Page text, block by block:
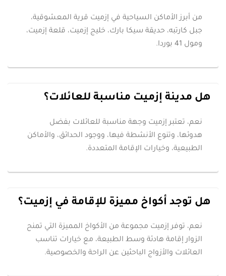
من أبرز الأماكن السياحية في إزميت قرية المعشوقية،
جبل كارتبه، حديقة سيكا بارك، خليج إزميت، قلعة إزميت،
ومول 41 بوردا.
هل مدينة إزميت مناسبة للعائلات؟
نعم، تعتبر إزميت وجهة مناسبة للعائلات بفضل
هدوئها، وتنوع الأنشطة فيها، ووجود الحدائق، والأماكن
الطبيعية، وخيارات الإقامة المتعددة.
هل توجد أكواخ مميزة للإقامة في إزميت؟
نعم، توفر إزميت مجموعة من الأكواخ المميزة التي تمنح
الزوار إقامة هادئة وسط الطبيعة، مع خيارات تناسب
العائلات والأزواج الباحثين عن الراحة والخصوصية.